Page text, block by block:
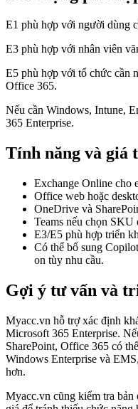
E1 phù hợp với người dùng
E3 phù hợp với nhân viên
E5 phù hợp với tổ chức cần
Office 365.
Nếu cần Windows, Intune,
365 Enterprise.
Tính năng và giá
Exchange Online cho
Office web hoặc
OneDrive và
Teams nếu chọn SKU
E3/E5 phù hợp triển
Có thể bổ sung
on tùy nhu cầu.
Gợi ý tư vấn và
Myacc.vn hỗ trợ xác định
Microsoft 365 Enterprise.
SharePoint, Office 365 có
Windows Enterprise và
hơn.
Myacc.vn cũng kiểm tra bản